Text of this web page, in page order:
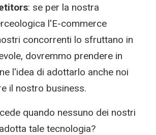
: se per la nostra
l'E-commerce
concorrenti lo sfruttano in
dovremmo prendere in
l'idea di adottarlo anche noi
il nostro business.
quando nessuno dei nostri
tale tecnologia?